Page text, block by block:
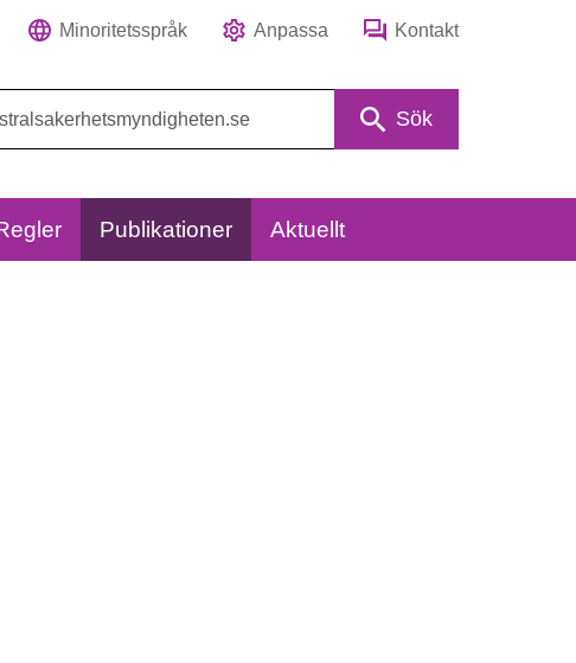
Minoritetsspråk Anpassa Kontakt
Sök
Publikationer Aktuellt